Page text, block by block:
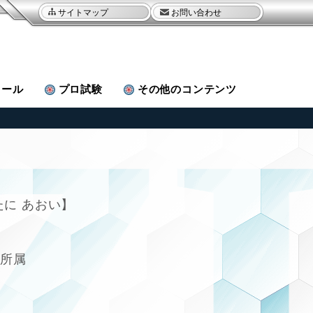
サイトマップ お問い合わせ
ル プロ試験 その他のコンテンツ
に あおい
属